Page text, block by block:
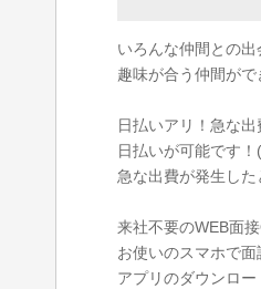
いろんな仲間との
趣味が合う仲間が
日払いアリ！急な
日払いが可能です
急な出費が発生し
来社不要のWEB面
お使いのスマホで
アプリのダウンロ